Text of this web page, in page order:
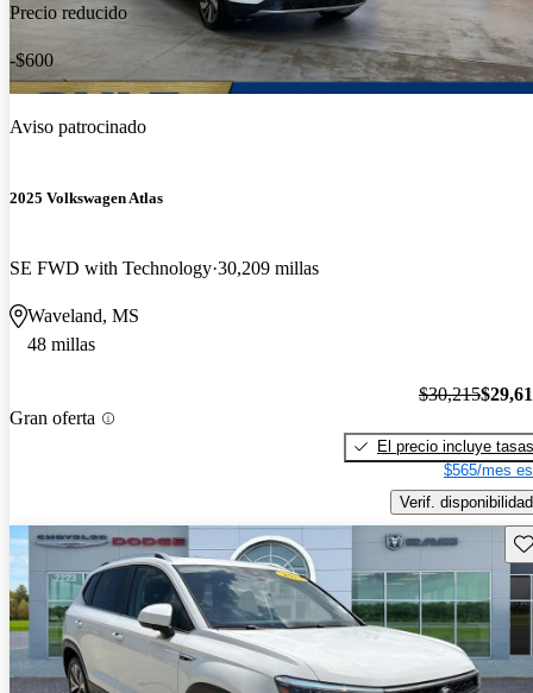
Precio reducido
-$600
Aviso patrocinado
2025 Volkswagen Atlas
SE FWD with Technology 30,209 millas
Waveland, MS
48 millas
Gran oferta
$30,215
El precio incluye tasas
$565/mes
Verif. disponibilidad